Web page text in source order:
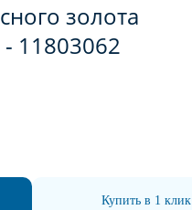
золота
11803062
Купить в 1 клик